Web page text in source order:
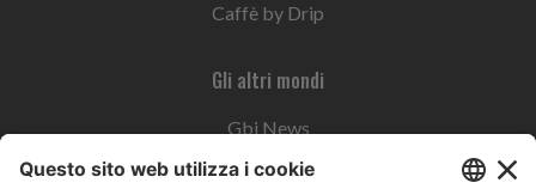
Caffè by Drip
Gli altri mondi
Gbi News
Instoremag